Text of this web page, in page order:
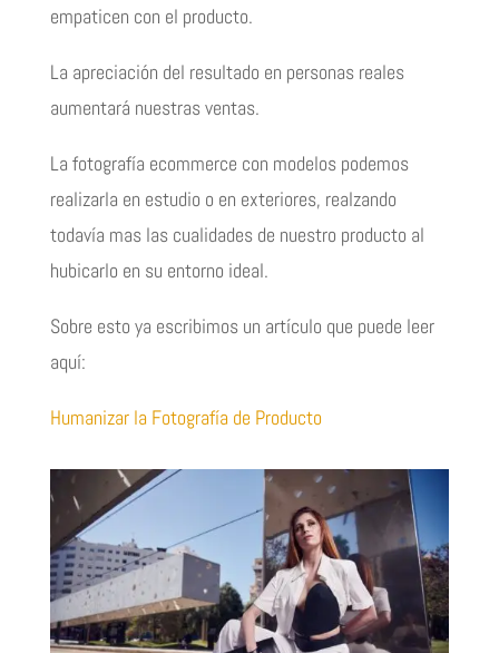
empaticen con el producto.
La apreciación del resultado en personas reales
aumentará nuestras ventas.
La fotografía ecommerce con modelos podemos
realizarla en estudio o en exteriores, realzando
todavía mas las cualidades de nuestro producto al
hubicarlo en su entorno ideal.
Sobre esto ya escribimos un artículo que puede leer
aquí:
Humanizar la Fotografía de Producto